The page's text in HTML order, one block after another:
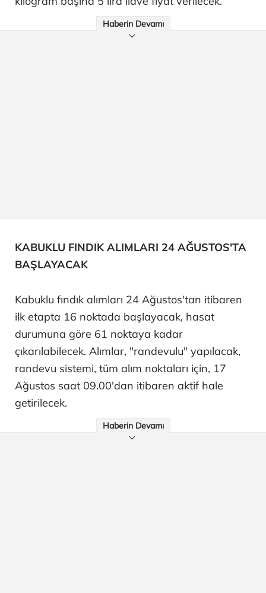
Haberin Devamı
KABUKLU FINDIK ALIMLARI 24 AĞUSTOS'TA
BAŞLAYACAK
Kabuklu fındık alımları 24 Ağustos'tan itibaren
ilk etapta 16 noktada başlayacak, hasat
durumuna göre 61 noktaya kadar
çıkarılabilecek. Alımlar, "randevulu" yapılacak,
randevu sistemi, tüm alım noktaları için, 17
Ağustos saat 09.00'dan itibaren aktif hale
getirilecek.
Haberin Devamı